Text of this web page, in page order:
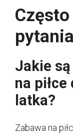
Jakie
na
latka?
Zabawa na